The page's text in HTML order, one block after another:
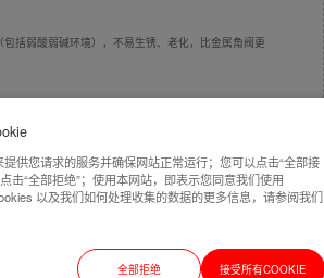
括弱酸弱碱环境），不易生锈、老化，比金属角阀更
垫圈，确保 **防漏密封**，减少渗水风险。
家庭、工业或灌溉系统的需求。
出，适用于饮用水系统，安全可靠。
供您请求的服务并确保网站正常运行；您可以点击“全部接
击“全部拒绝”；使用本网站，即表示您同意我们使用
以及我们如何处理收集的数据的更多信息，请参阅我们
全部拒绝 接受所有COOKIE